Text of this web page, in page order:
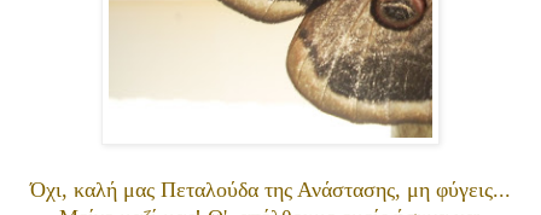
Όχι, καλή μας Πεταλούδα της Ανάστασης, μη φύγεις...